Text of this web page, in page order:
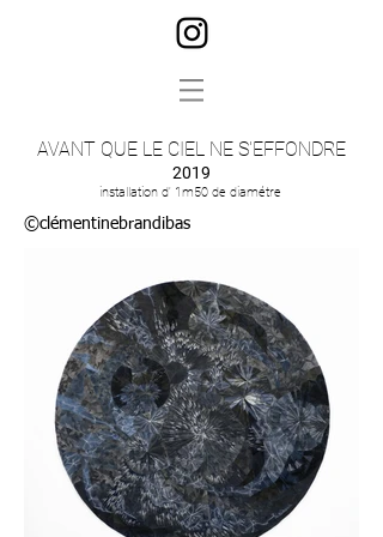
AVANT QUE LE CIEL NE S'EFFONDRE
2019
installation d' 1m50 de diamétre
©clémentinebrandibas